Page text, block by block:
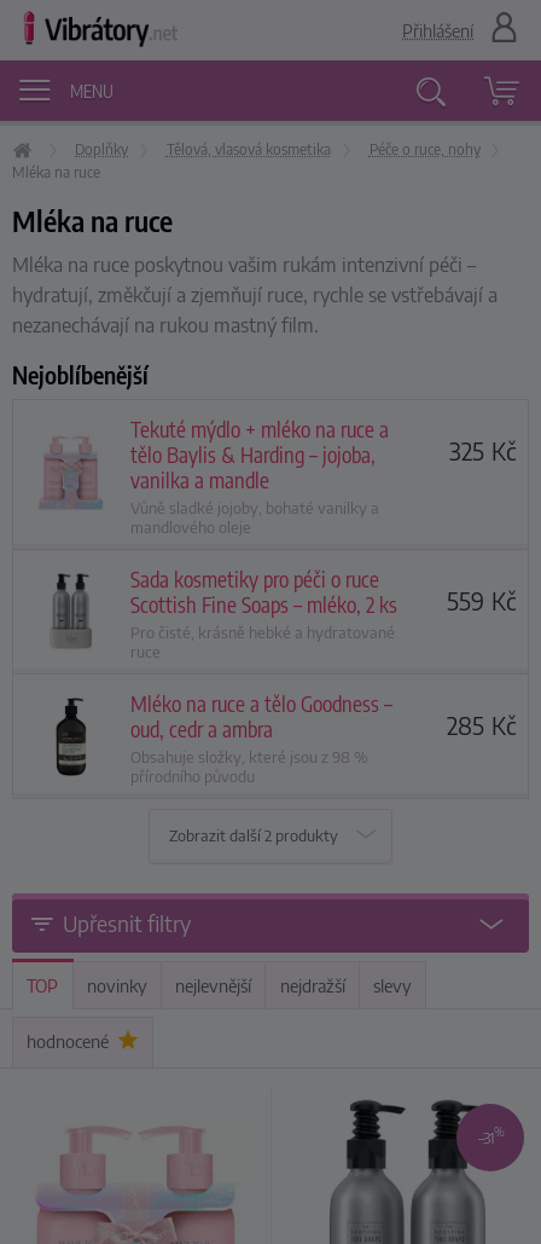
MENU
Vyhledávání
Přihlášení
Doplňky Tělová, vlasová kosmetika
Péče o ruce, nohy
Mléka na ruce
Mléka na ruce
Mléka na ruce poskytnou vašim rukám intenzivní péči –
hydratují, změkčují a zjemňují ruce, rychle se vstřebávají a
nezanechávají na rukou mastný film.
Nejoblíbenější
Tekuté mýdlo + mléko na ruce a
tělo Baylis & Harding – jojoba,
vanilka a mandle
Vůně sladké jojoby, bohaté vanilky a
mandlového oleje
325 Kč
Sada kosmetiky pro péči o ruce
Scottish Fine Soaps – mléko, 2 ks
Pro čisté, krásně hebké a hydratované
ruce
559 Kč
Mléko na ruce a tělo Goodness –
oud, cedr a ambra
Obsahuje složky, které jsou z 98 %
přírodního původu
285 Kč
Zobrazit další2 produkty
Upřesnit filtry
TOP novinky nejlevnější nejdražší slevy
hodnocené
–31%